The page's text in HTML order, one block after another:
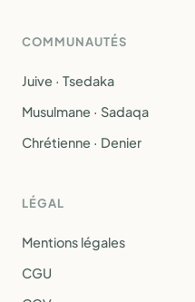
COMMUNAUTÉS
Juive · Tsedaka
Musulmane · Sadaqa
Chrétienne · Denier
LÉGAL
Mentions légales
CGU